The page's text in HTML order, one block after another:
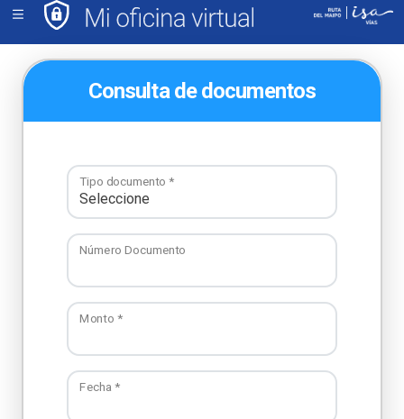
Consulta de documentos
Tipo documento *
Número Documento
Monto *
Fecha *